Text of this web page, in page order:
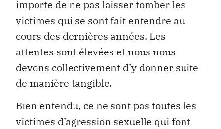
importe de ne pas laisser tomber les
victimes qui se sont fait entendre au
cours des dernières années. Les
attentes sont élevées et nous nous
devons collectivement d’y donner suite
de manière tangible.
Bien entendu, ce ne sont pas toutes les
victimes d’agression sexuelle qui font